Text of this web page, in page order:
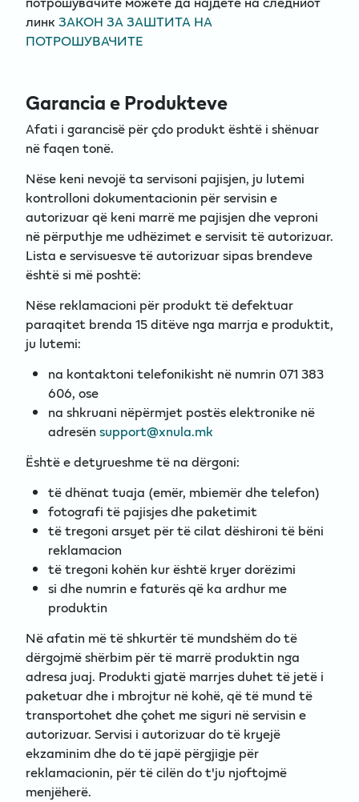
линк ЗАКОН ЗА ЗАШТИТА НА
ПОТРОШУВАЧИТЕ
Garancia e Produkteve
Afati i garancisë për çdo produkt është i shënuar
në faqen tonë.
Nëse keni nevojë ta servisoni pajisjen, ju lutemi
kontrolloni dokumentacionin për servisin e
autorizuar që keni marrë me pajisjen dhe veproni
në përputhje me udhëzimet e servisit të autorizuar.
Lista e servisuesve të autorizuar sipas brendeve
është si më poshtë:
Nëse reklamacioni për produkt të defektuar
paraqitet brenda 15 ditëve nga marrja e produktit,
ju lutemi:
na kontaktoni telefonikisht në numrin 071 383
606, ose
na shkruani nëpërmjet postës elektronike në
adresën support@xnula.mk
Është e detyrueshme të na dërgoni:
të dhënat tuaja (emër, mbiemër dhe telefon)
fotografi të pajisjes dhe paketimit
të tregoni arsyet për të cilat dëshironi të bëni
reklamacion
të tregoni kohën kur është kryer dorëzimi
si dhe numrin e faturës që ka ardhur me
produktin
Në afatin më të shkurtër të mundshëm do të
dërgojmë shërbim për të marrë produktin nga
adresa juaj. Produkti gjatë marrjes duhet të jetë i
paketuar dhe i mbrojtur në kohë, që të mund të
transportohet dhe çohet me siguri në servisin e
autorizuar. Servisi i autorizuar do të kryejë
ekzaminim dhe do të japë përgjigje për
reklamacionin, për të cilën do t'ju njoftojmë
menjëherë.